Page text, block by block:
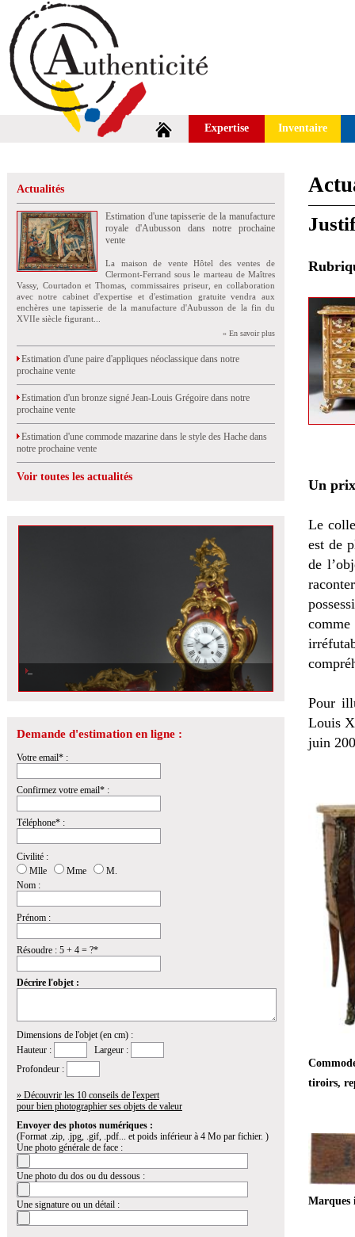
Expertise Inventaire
Actualités
Estimation d'une tapisserie de la manufacture
royale d'Aubusson dans notre prochaine
vente
La maison de vente Hôtel des ventes de
Clermont-Ferrand sous le marteau de Maîtres
Vassy, Courtadon et Thomas, commissaires priseur, en collaboration
avec notre cabinet d'expertise et d'estimation gratuite vendra aux
enchères une tapisserie de la manufacture d'Aubusson de la fin du
XVIIe siècle figurant...
» En savoir plus
Estimation d'une paire d'appliques néoclassique dans notre
prochaine vente
Estimation d'un bronze signé Jean-Louis Grégoire dans notre
prochaine vente
Estimation d'une commode mazarine dans le style des Hache dans
notre prochaine vente
Voir toutes les actualités
Estimation d\'un important cartel et sa console de style Louis XV dans
notre prochaine vente à Rouen
Demande d'estimation en ligne :
Votre email* :
Confirmez votre email* :
Téléphone* :
Civilité :
Mlle
Mme
M.
Nom :
Prénom :
Résoudre : 5 + 4 = ?*
Décrire l'objet :
Dimensions de l'objet (en cm) :
Hauteur :
Largeur :
Profondeur :
» Découvrir les 10 conseils de l'expert
pour bien photographier ses objets de valeur
Envoyer des photos numériques :
(Format .zip, .jpg, .gif, .pdf... et poids inférieur à 4 Mo par fichier. )
Une photo générale de face :
Une photo du dos ou du dessous :
Une signature ou un détail :
Un
Le
est de
de
Pour
Louis
juin
tiroirs,
Marques